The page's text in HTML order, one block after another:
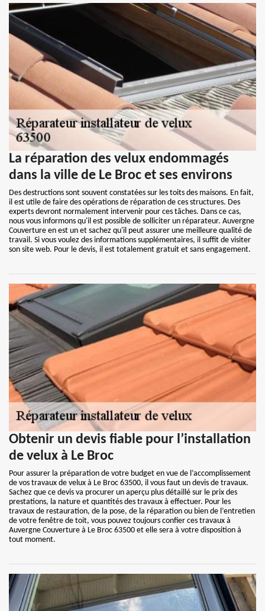
La réparation des velux endommagés
dans la ville de Le Broc et ses environs
Des destructions sont souvent constatées sur les toits des maisons. En fait,
il est utile de faire des opérations de réparation de ces structures. Des
experts devront normalement intervenir pour ces tâches. Dans ce cas,
nous vous informons qu'il est possible de solliciter un réparateur. Auvergne
Couverture en est un et sachez qu'il peut assurer une meilleure qualité de
travail. Si vous voulez des informations supplémentaires, il suffit de visiter
son site web. Pour le devis, il est totalement gratuit et sans engagement.
Obtenir un devis fiable pour l’installation
de velux à Le Broc
Pour assurer la préparation de votre budget en vue de l’accomplissement
de vos travaux de velux à Le Broc 63500, il vous faut un devis de travaux.
Sachez que ce devis va procurer un aperçu plus détaillé sur le prix des
prestations, la nature et quantités des travaux à effectuer. Pour les
travaux de restauration, de la pose, de la réparation ou bien de l’entretien
de votre fenêtre de toit, vous pouvez toujours confier ces travaux à
Auvergne Couverture à Le Broc 63500 et elle sera à votre disposition à
tout moment.